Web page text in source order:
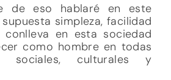
de eso hablaré en este
simpleza, facilidad
en esta sociedad
como hombre en todas
sociales, culturales y